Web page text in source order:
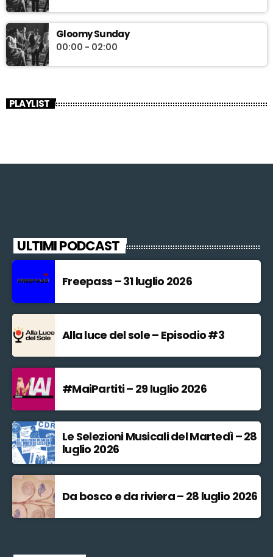
Gloomy Sunday
00:00 - 02:00
PLAYLIST
ULTIMI PODCAST
Freepass – 31 luglio 2026
Alla luce del sole – Episodio #3
#MaiPartiti – 29 luglio 2026
Le Selezioni Musicali del Martedì – 28
luglio 2026
Da bosco e da riviera – 28 luglio 2026